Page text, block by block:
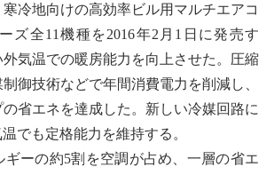
冷地向けの高効率ビル用マルチエアコ
ズ全11機種を2016年2月1日に発売す
気温での暖房能力を向上させた。圧縮
御技術などで年間消費電力を削減し、
省エネを達成した。新しい冷媒回路に
でも定格能力を維持する。
ーの約5割を空調が占め、一層の省エ